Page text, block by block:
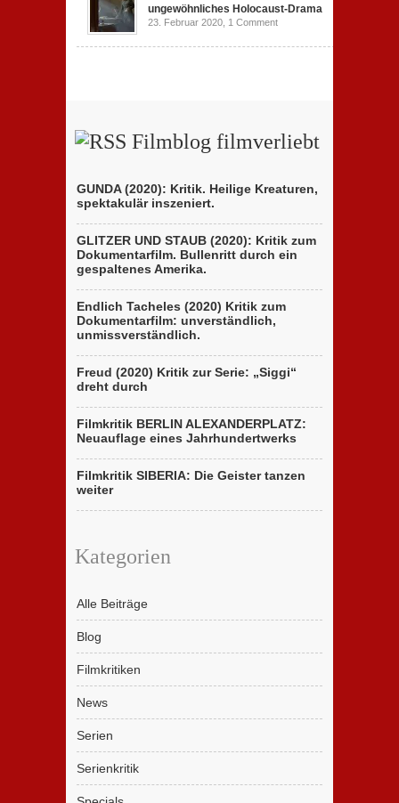
ungewöhnliches Holocaust-Drama
23. Februar 2020, 1 Comment
Filmblog filmverliebt
GUNDA (2020): Kritik. Heilige Kreaturen,
spektakulär inszeniert.
GLITZER UND STAUB (2020): Kritik zum
Dokumentarfilm. Bullenritt durch ein
gespaltenes Amerika.
Endlich Tacheles (2020) Kritik zum
Dokumentarfilm: unverständlich,
unmissverständlich.
Freud (2020) Kritik zur Serie: „Siggi“
dreht durch
Filmkritik BERLIN ALEXANDERPLATZ:
Neuauflage eines Jahrhundertwerks
Filmkritik SIBERIA: Die Geister tanzen
weiter
Kategorien
Alle Beiträge
Blog
Filmkritiken
News
Serien
Serienkritik